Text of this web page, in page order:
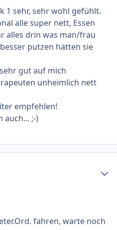
1 sehr, sehr wohl gefühlt.
alle super nett, Essen
alles drin was man/frau
putzen hätten sie
gut auf mich
unheimlich nett
empfehlen!
auch... ;-)
fahren, warte noch